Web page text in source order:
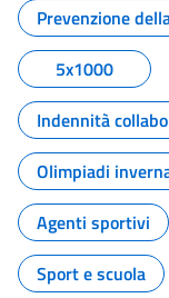
Tutti i
Prevenzione
5x1000
Indennità
Olimpiadi
Agenti sportivi
Sport e scuola